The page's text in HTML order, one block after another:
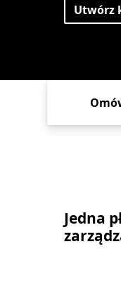
Utwórz
Jedna